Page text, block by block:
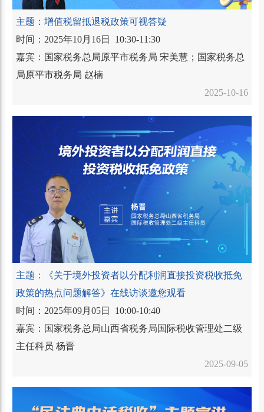
主题：增值税留抵退税政策可视答疑
时间：2025年10月16日 10:30-11:30
嘉宾：国家税务总局原平市税务局 宋美慧；国家税务总
局原平市税务局 赵楠
2025-10-16
主题：《关于境外投资者以分配利润直接投资税收抵免
政策的热点问题解答》在线访谈邀您观看
时间：2025年09月05日 10:00-10:40
嘉宾：国家税务总局山西省税务局国际税收管理处二级
主任科员 杨晋
2025-09-05